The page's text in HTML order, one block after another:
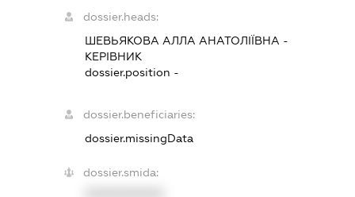
dossier.heads:
ШЕВЬЯКОВА АЛЛА АНАТОЛІЇВНА -
КЕРІВНИК
dossier.position -
dossier.beneficiaries:
dossier.missingData
dossier.smida: